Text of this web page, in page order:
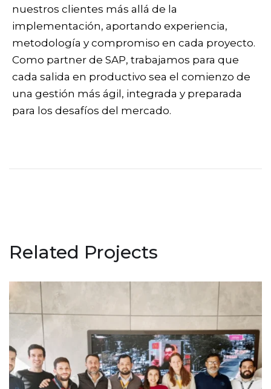
nuestros clientes más allá de la
implementación, aportando experiencia,
metodología y compromiso en cada proyecto.
Como partner de SAP, trabajamos para que
cada salida en productivo sea el comienzo de
una gestión más ágil, integrada y preparada
para los desafíos del mercado.
Related Projects